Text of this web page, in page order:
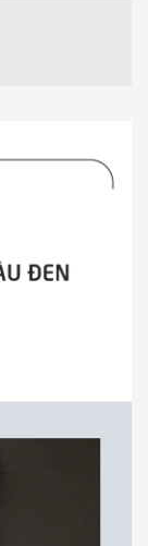
Vồng